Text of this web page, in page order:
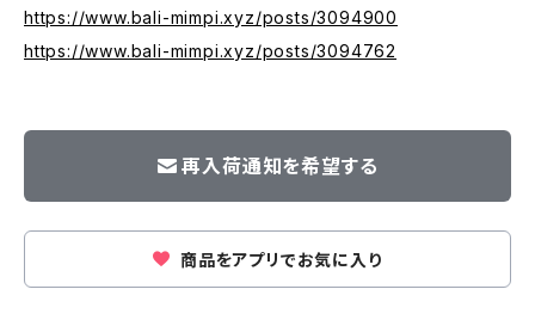
https://www.bali-mimpi.xyz/posts/3094900
https://www.bali-mimpi.xyz/posts/3094762
再入荷通知を希望する
商品をアプリでお気に入り